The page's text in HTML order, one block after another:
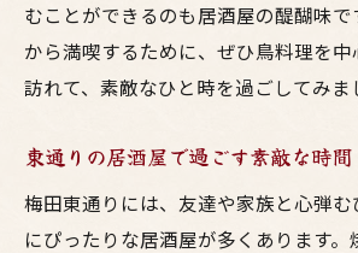
むことができるのも居酒屋の醍醐味で
から満喫するために、ぜひ鳥料理を
訪れて、素敵なひと時を過ごしてみま
東通りの居酒屋で過ごす素敵な時間
梅田東通りには、友達や家族と心弾
にぴったりな居酒屋が多くあります